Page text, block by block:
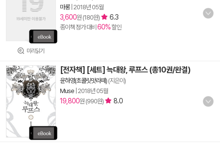
미리읽기
마롱| 2018년 05월
3,600원 (180원) 6.3
종이책 정가 대비 60%할인
[전자책] [세트] 늑대왕, 루프스 (총10권/완결)
윤하영(초콜릿맛라떼) (지은이)
Muse 2018년 05월
19,800원 (990원) 8.0